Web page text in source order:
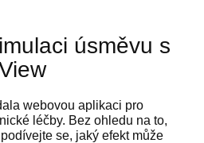
úsměvu s
webovou aplikaci pro
léčby. Bez ohledu na to,
se, jaký efekt může